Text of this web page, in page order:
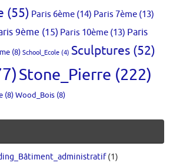
(55) Paris 6ème (14) Paris 7ème (13)
9ème (15) Paris 10ème (13) Paris
(8) School_Ecole (4) Sculptures (52)
Stone_Pierre (222)
(8)Wood_Bois (8)
(1)